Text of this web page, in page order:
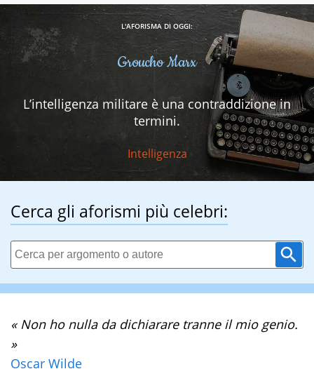
L'AFORISMA DI OGGI:
Groucho Marx
L’intelligenza militare è una contraddizione in
termini.
Intelligenza
Cerca gli aforismi più celebri:
« Non ho nulla da dichiarare tranne il mio genio.
»
Oscar Wilde